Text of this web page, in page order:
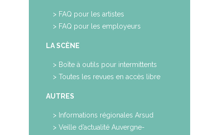
> FAQ pour les artistes
> FAQ pour les employeurs
LA SCÈNE
> Boîte à outils pour intermittents
> Toutes les revues en accès libre
AUTRES
> Informations régionales Arsud
> Veille d’actualité Auvergne-